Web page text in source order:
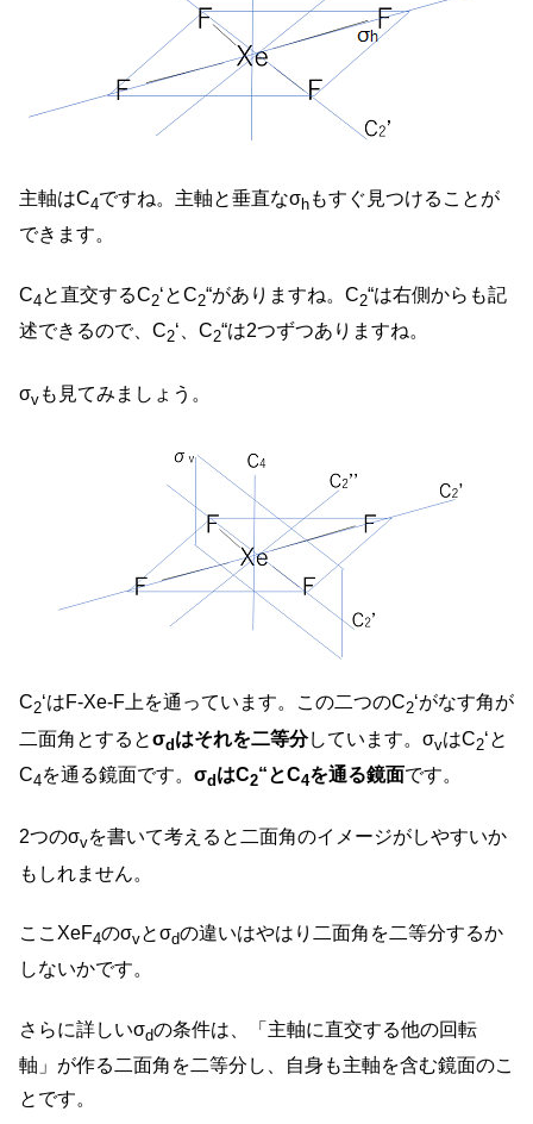
主軸はC4ですね。主軸と垂直なσh もすぐ見つけることが
できます。
C4と直交するC2‘とC2“がありますね。C2“は右側からも記
述できるので、C2‘、C2“は2つずつありますね。
σv も見てみましょう。
C2‘はF-Xe-F上を通っています。この二つのC2‘がなす角が
二面角とするとσd はそれを二等分しています。σvはC2‘と
C4を通る鏡面です。 σd はC2“とC4を通る鏡面です。
2つのσvを書いて考えると二面角のイメージがしやすいか
もしれません。
ここXeF4のσvとσdの違いはやはり二面角を二等分するか
しないかです。
さらに詳しいσdの条件は、「主軸に直交する他の回転
軸」が作る二面角を二等分し、自身も主軸を含む鏡面のこ
とです。